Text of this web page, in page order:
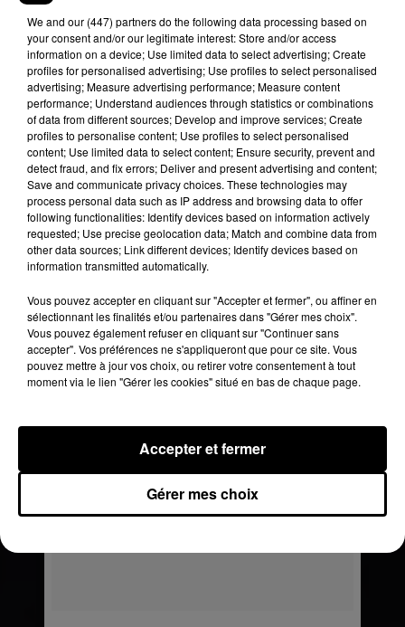
amant.
De son côté Kanye West n’a pas encore réagi à
cette rumeur, au même titre que Kim Kardashian
qui aurait pu vouloir défendre les intérêts de son
mari. Toutefois, l’un des proches de l’interprète de
«The Life Of Pablo» s’est confié auNew York Post
en déclarant que «cela n’était pas du domaine du
possible». Affaire à suivre donc...
We and our (447) partnersdo the following data processing based on
your consent and/or our legitimate interest: Store and/or access
information on a device; Use limited data to select advertising; Create
profiles for personalised advertising; Use profiles to select personalised
advertising; Measure advertising performance; Measure content
performance; Understand audiences through statistics or combinations
of data from different sources; Develop and improve services; Create
profiles to personalise content; Use profiles to select personalised
content; Use limited data to select content; Ensure security, prevent and
detect fraud, and fix errors; Deliver and present advertising and content;
Save and communicate privacy choices. These technologies may
process personal data such as IP address and browsing data to offer
following functionalities: Identify devices based on information actively
requested; Use precise geolocation data; Match and combine data from
other data sources; Link different devices; Identify devices based on
information transmitted automatically.
Vous pouvez accepter en cliquant sur "Accepter et fermer", ou affiner en
sélectionnant les finalités et/ou partenaires dans "Gérer mes choix".
Vous pouvez également refuser en cliquant sur "Continuer sans
accepter". Vos préférences ne s'appliqueront que pour ce site. Vous
pouvez mettre à jour vos choix, ou retirer votre consentement à tout
moment via le lien "Gérer les cookies" situé en bas de chaque page.
Gérer mes choix
Accepter et fermer